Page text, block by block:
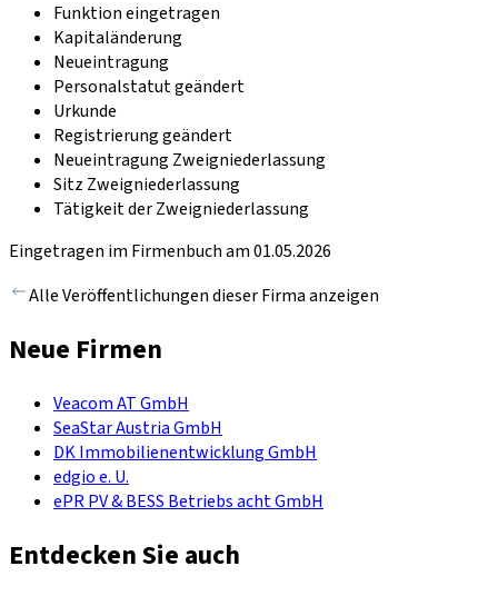
Funktion eingetragen
Kapitaländerung
Neueintragung
Personalstatut geändert
Urkunde
Registrierung geändert
Neueintragung Zweigniederlassung
Sitz Zweigniederlassung
Tätigkeit der Zweigniederlassung
Eingetragen im Firmenbuch am 01.05.2026
Alle Veröffentlichungen dieser Firma anzeigen
Neue Firmen
Veacom AT GmbH
SeaStar Austria GmbH
DK Immobilienentwicklung GmbH
edgio e. U.
ePR PV & BESS Betriebs acht GmbH
Entdecken Sie auch